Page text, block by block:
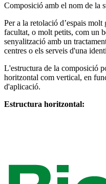
Composició amb el nom de la
Per a la retolació d’espais
facultat, o molt petits, com un
senyalització amb un
centres o els serveis d'una
L'estructura de la composició
horitzontal com vertical, en
d'aplicació.
Estructura horitzontal: